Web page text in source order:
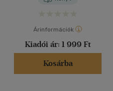
Árinformációk
Kiadói ár: 1 999 Ft
Kosárba